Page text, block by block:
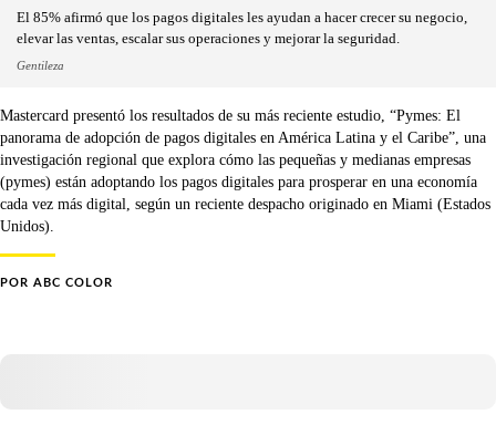
El 85% afirmó que los pagos digitales les ayudan a hacer crecer su negocio,
elevar las ventas, escalar sus operaciones y mejorar la seguridad.
Gentileza
Mastercard presentó los resultados de su más reciente estudio, “Pymes: El
panorama de adopción de pagos digitales en América Latina y el Caribe”, una
investigación regional que explora cómo las pequeñas y medianas empresas
(pymes) están adoptando los pagos digitales para prosperar en una economía
cada vez más digital, según un reciente despacho originado en Miami (Estados
Unidos).
POR ABC COLOR